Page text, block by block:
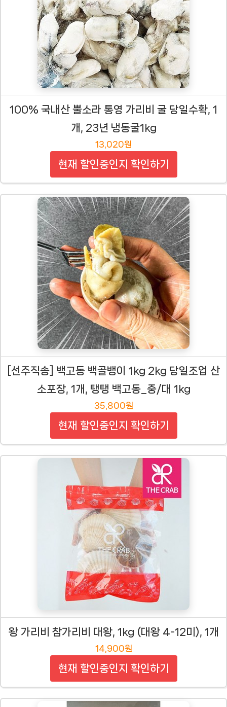
100% 국내산 뿔소라 통영 가리비 굴 당일수확, 1
개, 23년 냉동굴1kg
13,020원
현재 할인중인지 확인하기
[선주직송] 백고동 백골뱅이 1kg 2kg 당일조업 산
소포장, 1개, 탱탱 백고동_중/대 1kg
35,800원
현재 할인중인지 확인하기
왕 가리비 참가리비 대왕, 1kg (대왕 4-12미), 1개
14,900원
현재 할인중인지 확인하기